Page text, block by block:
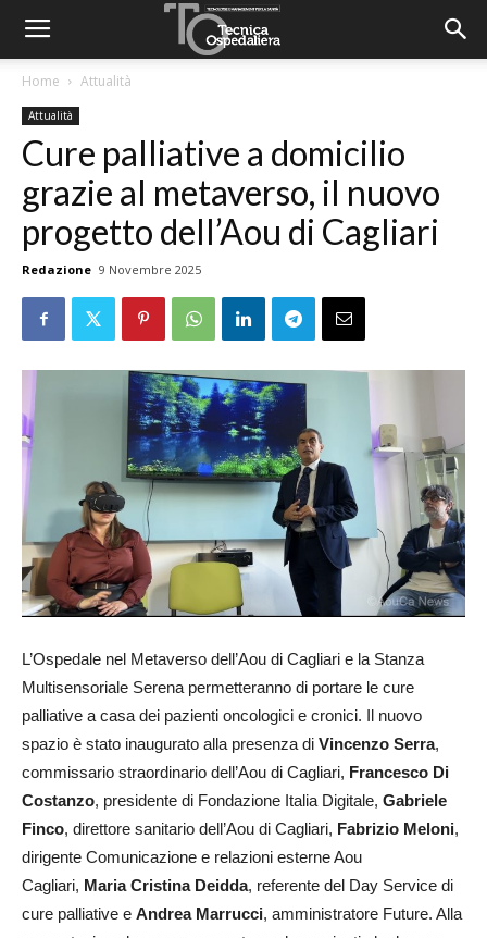
Home Attualità
Attualità
Cure palliative a domicilio
grazie al metaverso, il nuovo
progetto dell’Aou di Cagliari
Redazione 9 Novembre 2025
L’Ospedale nel Metaverso dell’Aou di Cagliari e la Stanza
Multisensoriale Serena permetteranno di portare le cure
palliative a casa dei pazienti oncologici e cronici. Il nuovo
spazio è stato inaugurato alla presenza di Vincenzo Serra,
commissario straordinario dell’Aou di Cagliari, Francesco Di
Costanzo, presidente di Fondazione Italia Digitale, Gabriele
Finco, direttore sanitario dell’Aou di Cagliari, Fabrizio Meloni,
dirigente Comunicazione e relazioni esterne Aou
Cagliari, Maria Cristina Deidda, referente del Day Service di
cure palliative e Andrea Marrucci, amministratore Future. Alla